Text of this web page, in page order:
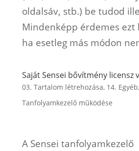
oldalsáv, stb.) be tudod
Mindenképp érdemes ezt
ha esetleg más módon
Saját Sensei bővítmény licensz
03. Tartalom létrehozása, 14. Egyéb,
Tanfolyamkezelő működése
A Sensei tanfolyamkezelő